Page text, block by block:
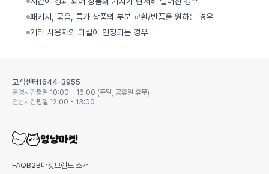
패키지, 묶음, 특가 상품의 부분 교환/반품을 원하는 경우
기타 사용자의 과실이 인정되는 경우
고객센터1644-3955
운영시간평일 10:00 - 16:00 (주말, 공휴일 휴무)
점심시간평일 12:00 - 13:00
FAQB2B마켓 브랜드 소개